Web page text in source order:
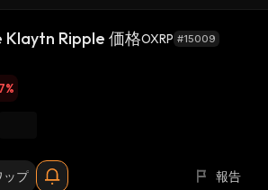
Ripple 価格OXRP #15009
%
ップ 報告